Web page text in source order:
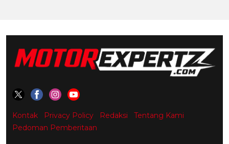
Kontak Privacy Policy Redaksi
Tentang Kami
Pedoman Pemberitaan